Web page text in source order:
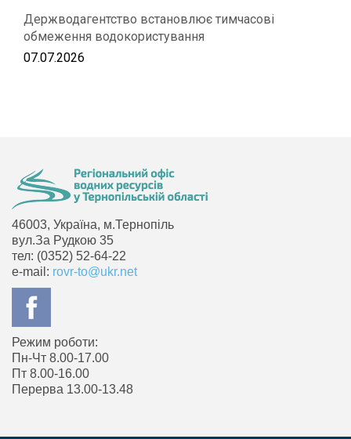
Держводагентство встановлює тимчасові
обмеження водокористування
07.07.2026
46003, Україна, м.Тернопіль
вул.За Рудкою 35
тел: (0352) 52-64-22
e-mail: rovr-to@ukr.net
Режим роботи:
Пн-Чт 8.00-17.00
Пт 8.00-16.00
Перерва 13.00-13.48